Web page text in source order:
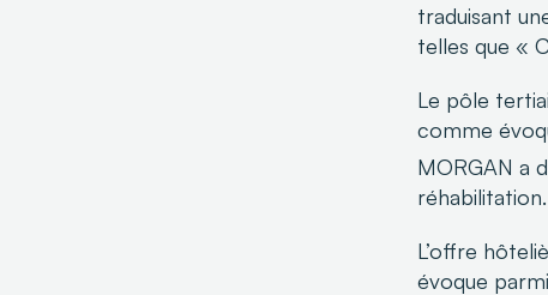
traduisant
telles que «
Le pôle
comme
MORGAN a
réhabilitation.
L’offre
évoque